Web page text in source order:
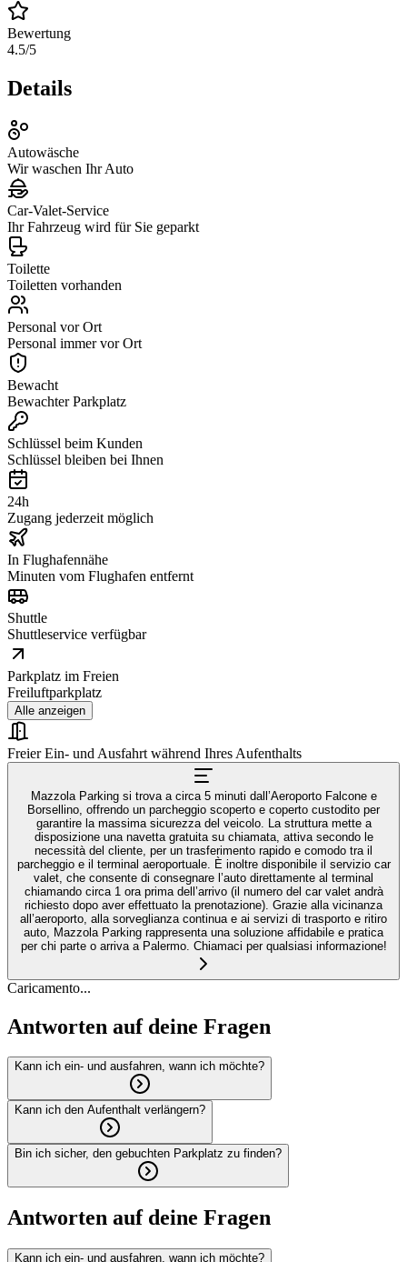
Bewertung
4.5/5
Details
Autowäsche
Wir waschen Ihr Auto
Car‑Valet‑Service
Ihr Fahrzeug wird für Sie geparkt
Toilette
Toiletten vorhanden
Personal vor Ort
Personal immer vor Ort
Bewacht
Bewachter Parkplatz
Schlüssel beim Kunden
Schlüssel bleiben bei Ihnen
24h
Zugang jederzeit möglich
In Flughafennähe
Minuten vom Flughafen entfernt
Shuttle
Shuttleservice verfügbar
Parkplatz im Freien
Freiluftparkplatz
Alle anzeigen
Freier Ein- und Ausfahrt während Ihres Aufenthalts
Mazzola Parking si trova a circa 5 minuti dall’Aeroporto Falcone e
Borsellino, offrendo un parcheggio scoperto e coperto custodito per
garantire la massima sicurezza del veicolo. La struttura mette a
disposizione una navetta gratuita su chiamata, attiva secondo le
necessità del cliente, per un trasferimento rapido e comodo tra il
parcheggio e il terminal aeroportuale. È inoltre disponibile il servizio car
valet, che consente di consegnare l’auto direttamente al terminal
chiamando circa 1 ora prima dell’arrivo (il numero del car valet andrà
richiesto dopo aver effettuato la prenotazione). Grazie alla vicinanza
all’aeroporto, alla sorveglianza continua e ai servizi di trasporto e ritiro
auto, Mazzola Parking rappresenta una soluzione affidabile e pratica
per chi parte o arriva a Palermo. Chiamaci per qualsiasi informazione!
Caricamento...
Antworten auf deine Fragen
Kann ich ein- und ausfahren, wann ich möchte?
Kann ich den Aufenthalt verlängern?
Bin ich sicher, den gebuchten Parkplatz zu finden?
Antworten auf deine Fragen
Kann ich ein- und ausfahren, wann ich möchte?